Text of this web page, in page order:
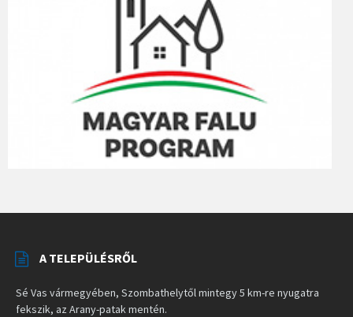
A TELEPÜLÉSRŐL
Sé Vas vármegyében, Szombathelytől mintegy 5 km-re nyugatra
fekszik, az Arany-patak mentén.